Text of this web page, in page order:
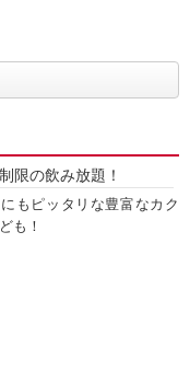
限の飲み放題！
もピッタリな豊富なカク
も！